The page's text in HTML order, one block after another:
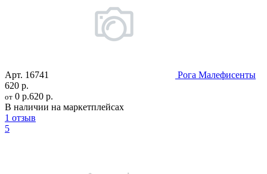
Арт. 16741
Рога Малефисенты
620 р.
от 0 р.620 р.
В наличии на маркетплейсах
1 отзыв
5